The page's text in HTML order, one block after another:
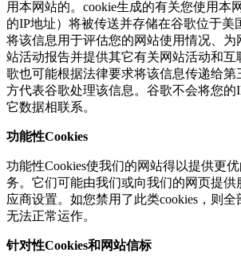
用本网站的。cookie生成的有关您使用本
的IP地址）将被传送并存储在谷歌位于美
将该信息用于评估您的网站使用情况、为
站活动报告并提供其它有关网站活动和互
歌也可能根据法律要求将该信息传递给第
方代表谷歌处理该信息。谷歌不会将您的
它数据相联系。
功能性Cookies
功能性Cookies使我们的网站得以提供更
务。它们可能由我们或向我们的网页提供
应商设置。如您禁用了此类cookies，则
无法正常运作。
针对性Cookies和网站信标